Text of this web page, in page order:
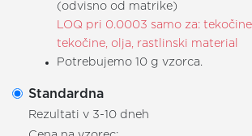
(odvisno od matrike)
LOQ pri 0.0003 samo za:
tekočine, olja, rastlinski material
Potrebujemo 10 g vzorca.
Standardna
Rezultati v 3-10 dneh